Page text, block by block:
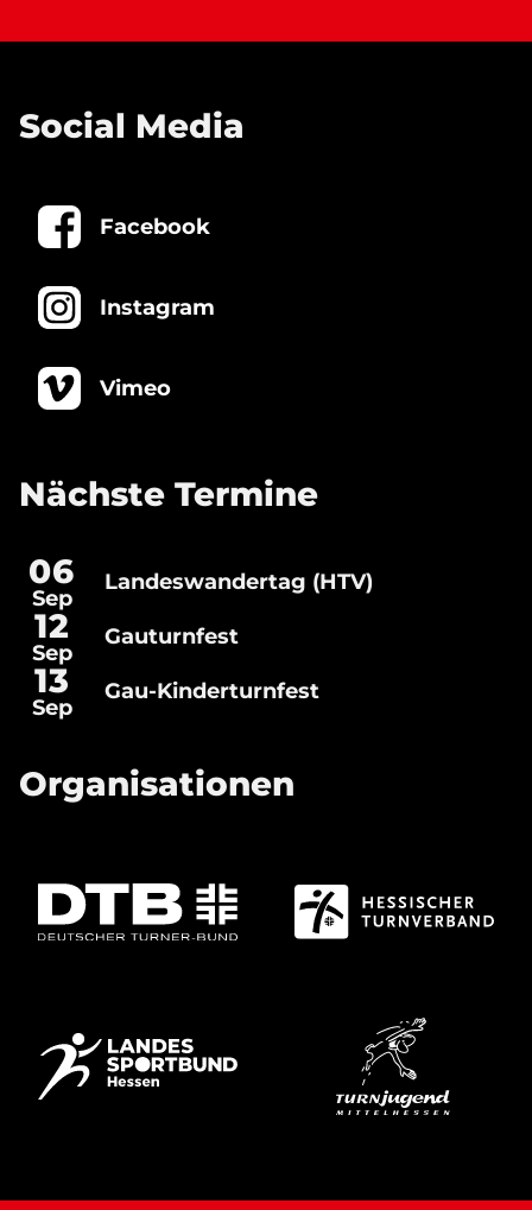
Social Media
Facebook
Instagram
Vimeo
Nächste Termine
06
Sep
Landeswandertag (HTV)
Landeswandertag
(HTV)
12
Sep
Gauturnfest
Gauturnfest
13
Sep
Gau-Kinderturnfest
Gau-
Kinderturnfest
Organisationen